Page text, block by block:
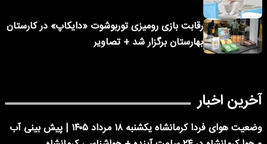
رقابت بازی رومیزی توربوشوت «دایکاپ» در کارستان
بهارستان برگزار شد + تصاویر
آخرین اخبار
وضعیت هوای فردا کرمانشاه یکشنبه ۱۸ مرداد ۱۴۰۵ | پیش بینی آب